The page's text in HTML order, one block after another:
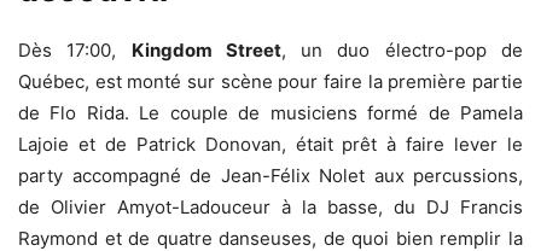
Dès 17:00, Kingdom Street, un duo électro-pop de
Québec, est monté sur scène pour faire la première partie
de Flo Rida. Le couple de musiciens formé de Pamela
Lajoie et de Patrick Donovan, était prêt à faire lever le
party accompagné de Jean-Félix Nolet aux percussions,
de Olivier Amyot-Ladouceur à la basse, du DJ Francis
Raymond et de quatre danseuses, de quoi bien remplir la